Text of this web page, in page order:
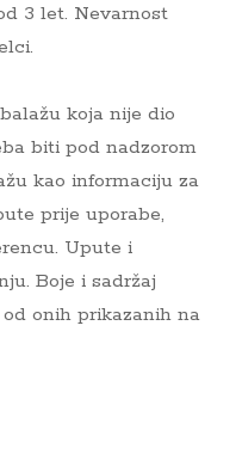
3 let. Nevarnost
koja nije dio
biti pod nadzorom
kao informaciju za
prije uporabe,
Upute i
Boje i sadržaj
onih prikazanih na